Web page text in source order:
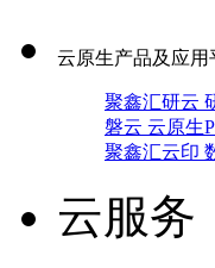
云原生产品及应用
聚鑫汇研云
磐云 云原生
聚鑫汇云印
云服务